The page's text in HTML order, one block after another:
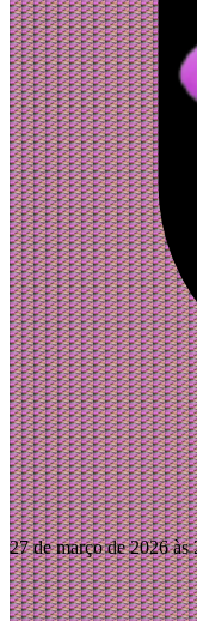
27 de março de 2026 às